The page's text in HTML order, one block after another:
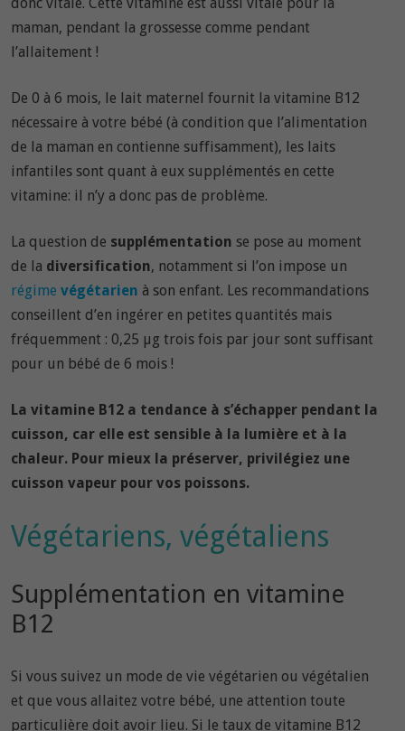
donc vitale. Cette vitamine est aussi vitale pour la
maman, pendant la grossesse comme pendant
l’allaitement !
De 0 à 6 mois, le lait maternel fournit la vitamine B12
nécessaire à votre bébé (à condition que l’alimentation
de la maman en contienne suffisamment), les laits
infantiles sont quant à eux supplémentés en cette
vitamine: il n’y a donc pas de problème.
La question de supplémentation se pose au moment
de la diversification, notamment si l’on impose un
régime végétarien à son enfant. Les recommandations
conseillent d’en ingérer en petites quantités mais
fréquemment : 0,25 µg trois fois par jour sont suffisant
pour un bébé de 6 mois !
La vitamine B12 a tendance à s’échapper pendant la
cuisson, car elle est sensible à la lumière et à la
chaleur. Pour mieux la préserver, privilégiez une
cuisson vapeur pour vos poissons.
Végétariens, végétaliens
Supplémentation en vitamine
B12
Si vous suivez un mode de vie végétarien ou végétalien
et que vous allaitez votre bébé, une attention toute
particulière doit avoir lieu. Si le taux de vitamine B12